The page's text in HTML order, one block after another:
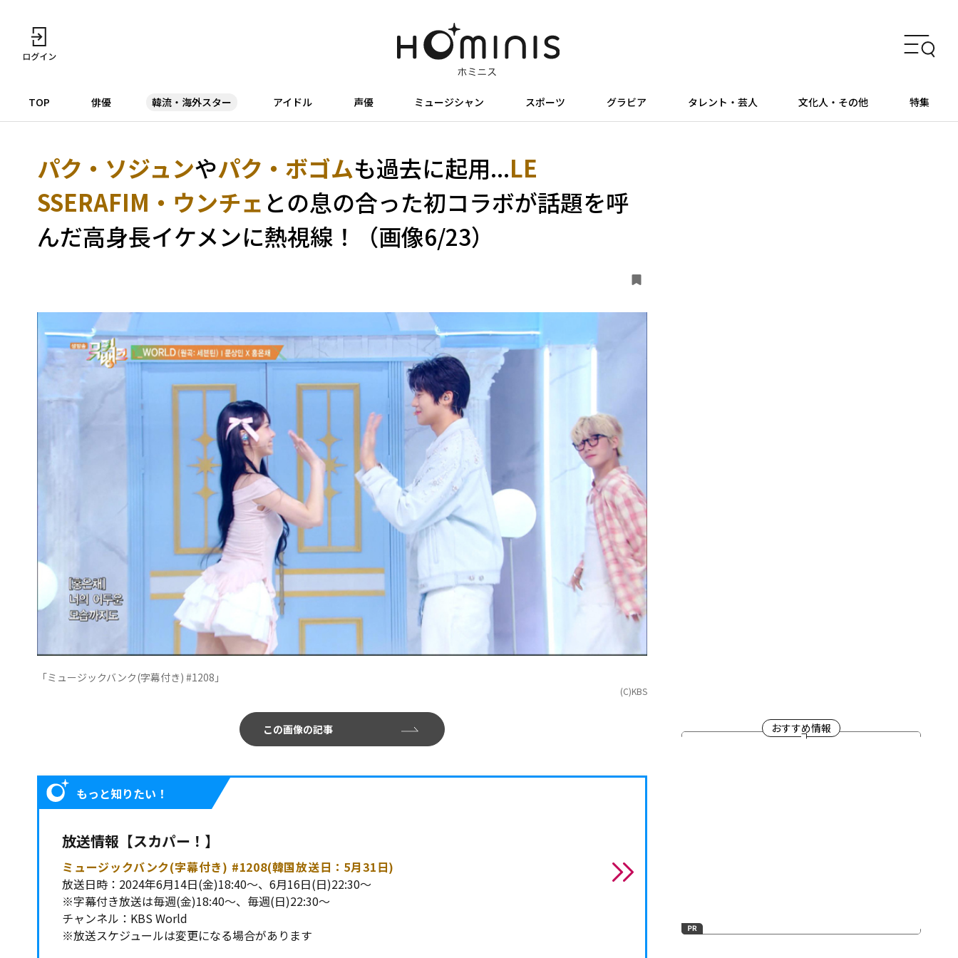
TOP 俳優 韓流・海外スター アイドル 声優 ミュージシャン スポーツ グラビア タレント・芸人 文化人・その他 特集
パク・ソジュンやパク・ボゴムも過去に起用...LE
SSERAFIM・ウンチェ との息の合った初コラボが話題を呼
んだ高身長イケメンに熱視線！（画像6/23）
「ミュージックバンク(字幕付き) #1208」
(C)KBS
この画像の記事
もっと知りたい！
放送情報【スカパー！】
ミュージックバンク(字幕付き) #1208(韓国放送日：5月31日)
放送日時：2024年6月14日(金)18:40～、6月16日(日)22:30～
※字幕付き放送は毎週(金)18:40～、毎週(日)22:30～
チャンネル：KBS World
※放送スケジュールは変更になる場合があります
おすすめ情報